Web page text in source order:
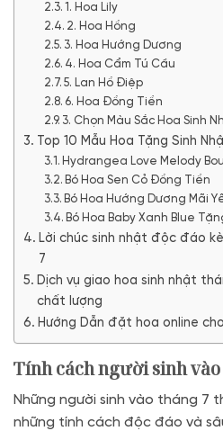
1. Hoa Lily
2. Hoa Hồng
3. Hoa Hướng Dương
4. Hoa Cẩm Tú Cầu
5. Lan Hồ Điệp
6. Hoa Đồng Tiền
3. Chọn Màu Sắc Hoa Sinh
Top 10 Mẫu Hoa Tặng Sinh
Hydrangea Love Melody
Bó Hoa Sen Cỏ Đồng Tiền
Bó Hoa Hướng Dương Mãi
Bó Hoa Baby Xanh Blue
Lời chúc sinh nhật độc đáo
7
Dịch vụ giao hoa sinh nhật
chất lượng
Hướng Dẫn đặt hoa online
Tính cách người sinh
Những người sinh vào tháng 7
những tính cách độc đáo và